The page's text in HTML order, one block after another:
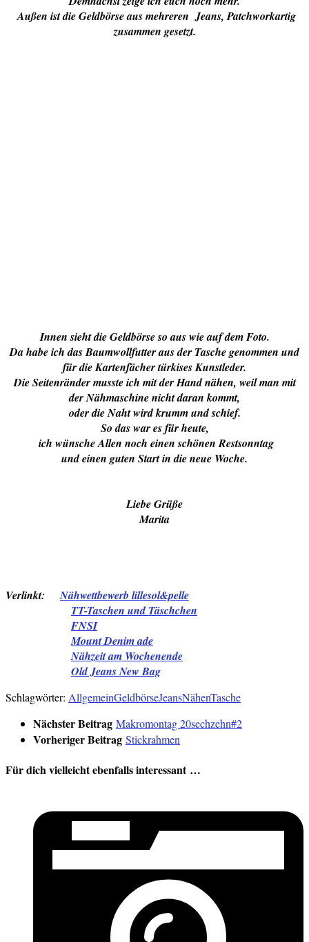
Außen ist die Geldbörse aus mehreren Jeans, Patchworkartig
zusammen gesetzt.
Innen sieht die Geldbörse so aus wie auf dem Foto.
Da habe ich das Baumwollfutter aus der Tasche genommen und
für die Kartenfächer türkises Kunstleder.
Die Seitenränder musste ich mit der Hand nähen, weil man mit
der Nähmaschine nicht daran kommt,
oder die Naht wird krumm und schief.
So das war es für heute,
ich wünsche Allen noch einen schönen Restsonntag
und einen guten Start in die neue Woche.
Liebe Grüße
Marita
Verlinkt:Nähwettbewerb lillesol&pelle
TT-Taschen und Täschchen
FNSI
Mount Denim ade
Nähzeit am Wochenende
Old Jeans New Bag
Schlagwörter: AllgemeinGeldbörseJeansNähenTasche
Nächster Beitrag Makromontag 20sechzehn#2
Vorheriger Beitrag Stickrahmen
Für dich vielleicht ebenfalls interessant …